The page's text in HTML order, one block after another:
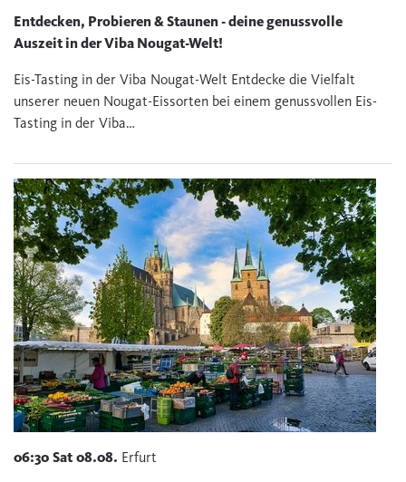
Entdecken, Probieren & Staunen - deine genussvolle
Auszeit in der Viba Nougat-Welt!
Eis-Tasting in der Viba Nougat-Welt Entdecke die Vielfalt
unserer neuen Nougat-Eissorten bei einem genussvollen Eis-
Tasting in der Viba…
06:30 Sat 08.08. Erfurt